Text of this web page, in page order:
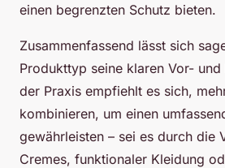
einen begrenzten Schutz bieten.
Zusammenfassend lässt sich
Produkttyp seine klaren Vor-
der Praxis empfiehlt es sich,
kombinieren, um einen
gewährleisten – sei es durch die
Cremes, funktionaler Kleidung